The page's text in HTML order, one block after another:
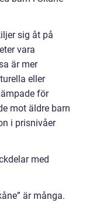
sig åt på
vara
är mer
eller
för
mot äldre barn
i prisnivåer
med
är många.